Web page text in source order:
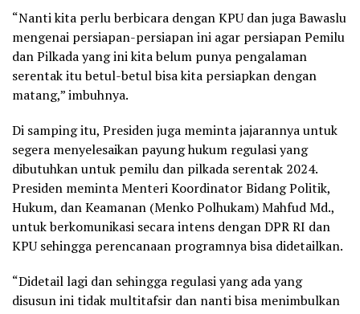
“Nanti kita perlu berbicara dengan KPU dan juga Bawaslu
mengenai persiapan-persiapan ini agar persiapan Pemilu
dan Pilkada yang ini kita belum punya pengalaman
serentak itu betul-betul bisa kita persiapkan dengan
matang,” imbuhnya.
Di samping itu, Presiden juga meminta jajarannya untuk
segera menyelesaikan payung hukum regulasi yang
dibutuhkan untuk pemilu dan pilkada serentak 2024.
Presiden meminta Menteri Koordinator Bidang Politik,
Hukum, dan Keamanan (Menko Polhukam) Mahfud Md.,
untuk berkomunikasi secara intens dengan DPR RI dan
KPU sehingga perencanaan programnya bisa didetailkan.
“Didetail lagi dan sehingga regulasi yang ada yang
disusun ini tidak multitafsir dan nanti bisa menimbulkan